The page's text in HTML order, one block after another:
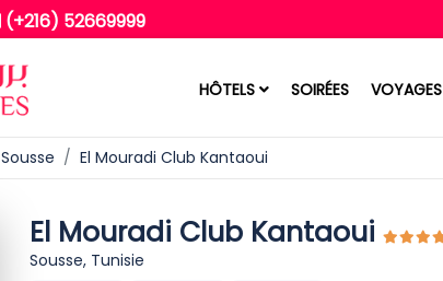
(+216) 52669999
HÔTELS SOIRÉES VOYAGES
Sousse El Mouradi Club Kantaoui
El Mouradi Club Kantaoui
Sousse, Tunisie